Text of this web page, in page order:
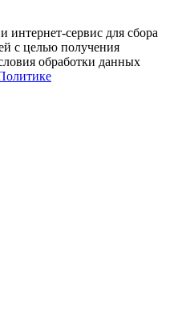
интернет-сервис для сбора
с целью получения
обработки данных